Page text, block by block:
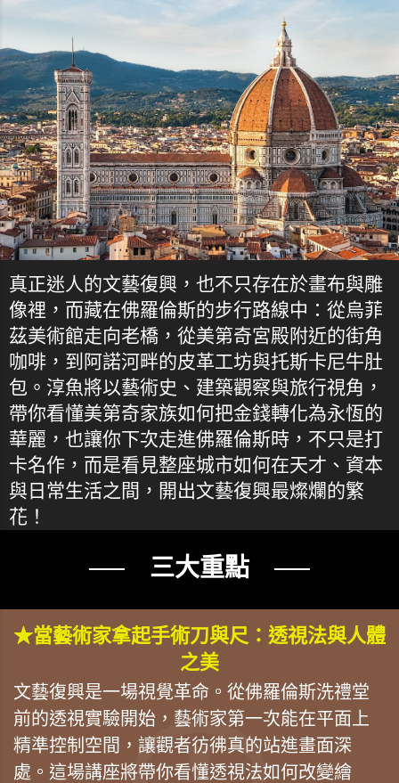
真正迷人的文藝復興，也不只存在於畫布與雕
像裡，而藏在佛羅倫斯的步行路線中：從烏菲
茲美術館走向老橋，從美第奇宮殿附近的街角
咖啡，到阿諾河畔的皮革工坊與托斯卡尼牛肚
包。淳魚將以藝術史、建築觀察與旅行視角，
帶你看懂美第奇家族如何把金錢轉化為永恆的
華麗，也讓你下次走進佛羅倫斯時，不只是打
卡名作，而是看見整座城市如何在天才、資本
與日常生活之間，開出文藝復興最燦爛的繁
花！
── 三大重點 ──
★當藝術家拿起手術刀與尺：透視法與人體
之美
文藝復興是一場視覺革命。從佛羅倫斯洗禮堂
前的透視實驗開始，藝術家第一次能在平面上
精準控制空間，讓觀者彷彿真的站進畫面深
處。這場講座將帶你看懂透視法如何改變繪